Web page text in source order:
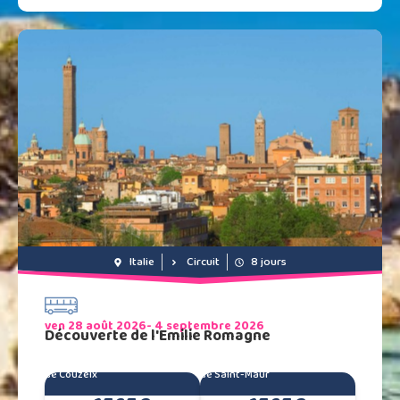
Italie Circuit 8 jours
ven 28 août 2026- 4 septembre 2026
Découverte de l'Emilie Romagne
de Couzeix de Saint-Maur